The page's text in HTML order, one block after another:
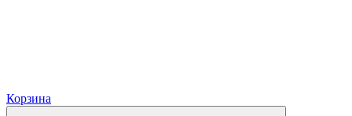
Корзина